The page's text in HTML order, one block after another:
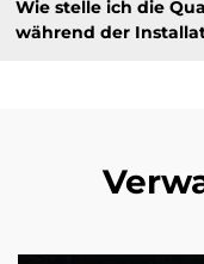
Wie stelle ich die
während der